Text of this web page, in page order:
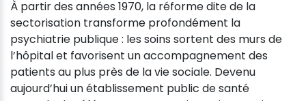
À partir des années 1970, la réforme dite de la
sectorisation transforme profondément la
psychiatrie publique : les soins sortent des murs de
l’hôpital et favorisent un accompagnement des
patients au plus près de la vie sociale. Devenu
aujourd’hui un établissement public de santé